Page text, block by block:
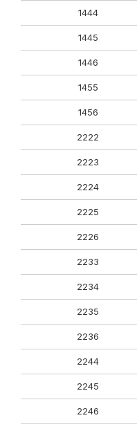
1444
1445
1446
1455
1456
2222
2223
2224
2225
2226
2233
2234
2235
2236
2244
2245
2246